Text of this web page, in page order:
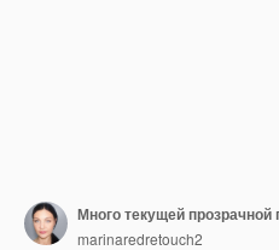
marinaredretouch2